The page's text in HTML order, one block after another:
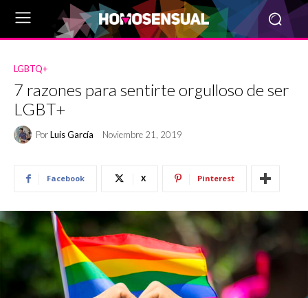
LGBTQ+
7 razones para sentirte orgulloso de ser
LGBT+
PorLuis García Noviembre 21, 2019
Facebook X Pinterest